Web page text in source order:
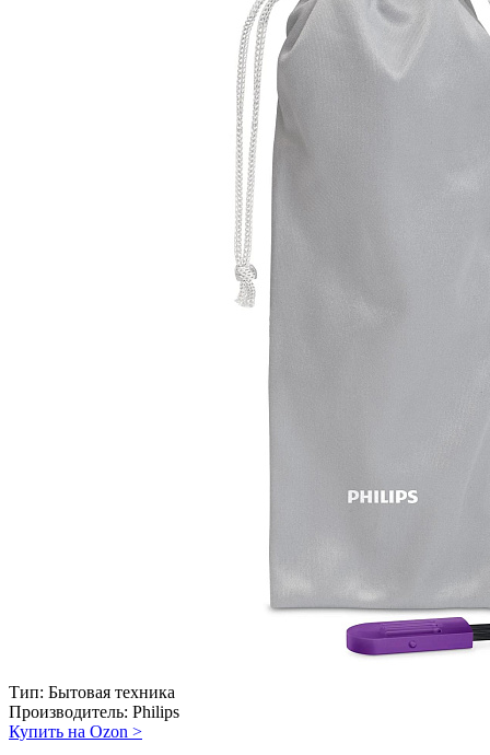
Тип: Бытовая техника
Производитель: Philips
Купить на Ozon >